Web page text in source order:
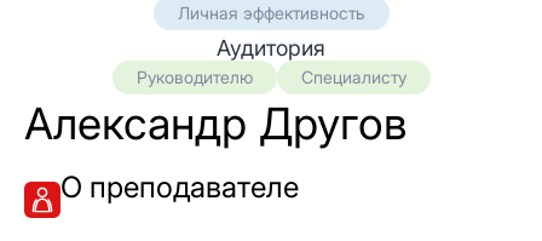
Личная эффективность
Аудитория
Руководителю Специалисту
Александр Другов
О преподавателе